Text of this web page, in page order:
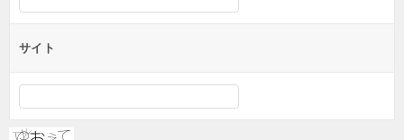
サイト